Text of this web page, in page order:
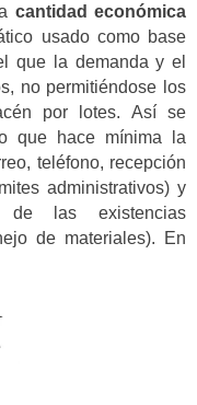
cantidad económica
usado como base
que la demanda y el
no permitiéndose los
por lotes. Así se
que hace mínima la
teléfono, recepción
administrativos) y
de las existencias
de materiales). En